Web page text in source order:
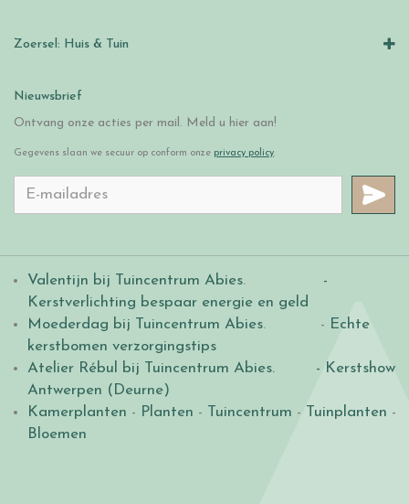
Zoersel: Huis & Tuin
Nieuwsbrief
Ontvang onze acties per mail. Meld u hier aan!
Gegevens slaan we secuur op conform onze privacy policy.
Valentijn bij Tuincentrum Abies.
-
Kerstverlichting bespaar energie en geld
Moederdag bij Tuincentrum Abies. - Echte
kerstbomen verzorgingstips
Atelier Rébul bij Tuincentrum Abies.
- Kerstshow
Antwerpen (Deurne)
Kamerplanten - Planten - Tuincentrum - Tuinplanten -
Bloemen